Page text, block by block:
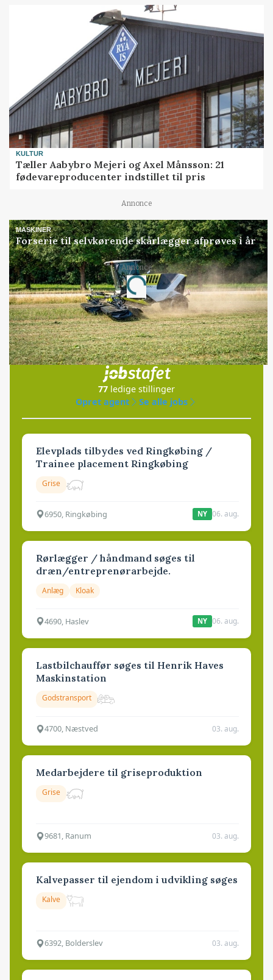
KULTUR
Tæller Aabybro Mejeri og Axel Månsson: 21
fødevareproducenter indstillet til pris
Annonce
MASKINER
Forserie til selvkørende skårlægger afprøves i år
Annonce
Loading...
Jobs
i samarbejde med
77 ledige stillinger
Opret agent
Se alle jobs
Elevplads tilbydes ved Ringkøbing /
Trainee placement Ringkøbing
Grise
6950, Ringkøbing NY 06. aug.
Rørlægger / håndmand søges til
dræn/entreprenørarbejde.
Anlæg Kloak
4690, Haslev NY 06. aug.
Lastbilchauffør søges til Henrik Haves
Maskinstation
Godstransport
4700, Næstved 03. aug.
Medarbejdere til griseproduktion
Grise
9681, Ranum 03. aug.
Kalvepasser til ejendom i udvikling søges
Kalve
6392, Bolderslev 03. aug.